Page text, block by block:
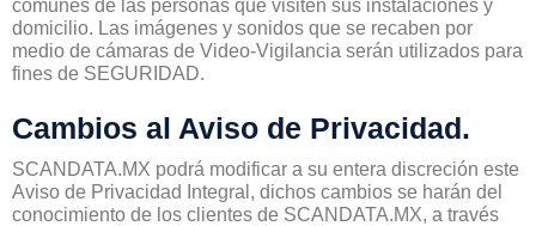
comunes de las personas que visiten sus instalaciones y
domicilio. Las imágenes y sonidos que se recaben por
medio de cámaras de Video-Vigilancia serán utilizados para
fines de SEGURIDAD.
Cambios al Aviso de Privacidad.
SCANDATA.MX podrá modificar a su entera discreción este
Aviso de Privacidad Integral, dichos cambios se harán del
conocimiento de los clientes de SCANDATA.MX, a través